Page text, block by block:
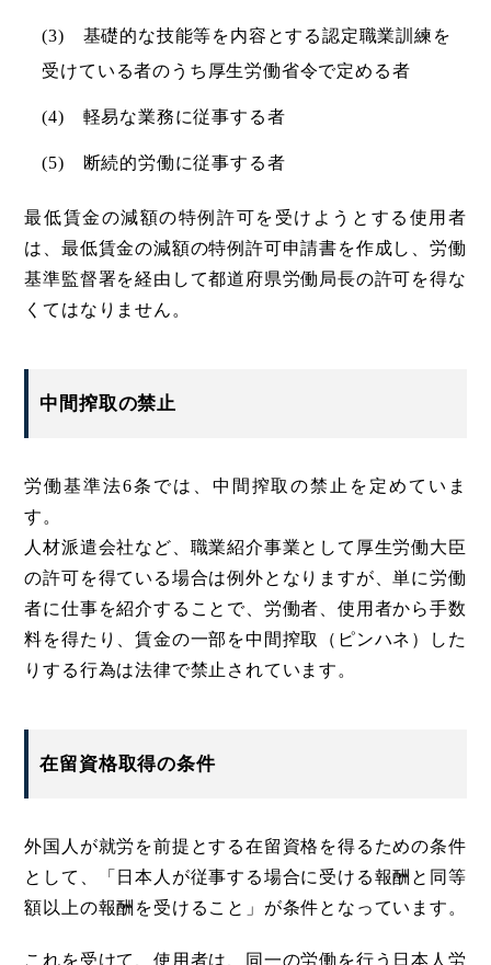
(3) 基礎的な技能等を内容とする認定職業訓練を
受けている者のうち厚生労働省令で定める者
(4) 軽易な業務に従事する者
(5) 断続的労働に従事する者
最低賃金の減額の特例許可を受けようとする使用者
は、最低賃金の減額の特例許可申請書を作成し、労働
基準監督署を経由して都道府県労働局長の許可を得な
くてはなりません。
中間搾取の禁止
労働基準法6条では、中間搾取の禁止を定めていま
す。
人材派遣会社など、職業紹介事業として厚生労働大臣
の許可を得ている場合は例外となりますが、単に労働
者に仕事を紹介することで、労働者、使用者から手数
料を得たり、賃金の一部を中間搾取（ピンハネ）した
りする行為は法律で禁止されています。
在留資格取得の条件
外国人が就労を前提とする在留資格を得るための条件
として、「日本人が従事する場合に受ける報酬と同等
額以上の報酬を受けること」が条件となっています。
これを受けて、使用者は、同一の労働を行う日本人労